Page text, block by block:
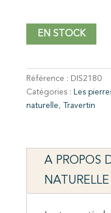
EN STOCK
Référence : DIS2180
Catégories : Les
naturelle, Travertin
A PROPOS
NATURELLE